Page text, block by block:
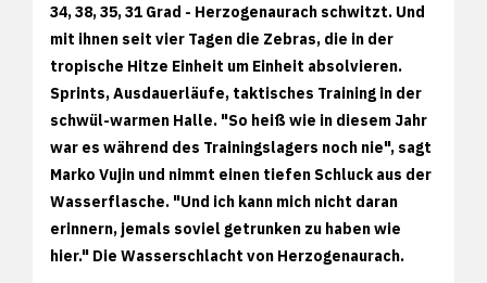
34, 38, 35, 31 Grad - Herzogenaurach schwitzt. Und
mit ihnen seit vier Tagen die Zebras, die in der
tropische Hitze Einheit um Einheit absolvieren.
Sprints, Ausdauerläufe, taktisches Training in der
schwül-warmen Halle. "So heiß wie in diesem Jahr
war es während des Trainingslagers noch nie", sagt
Marko Vujin und nimmt einen tiefen Schluck aus der
Wasserflasche. "Und ich kann mich nicht daran
erinnern, jemals soviel getrunken zu haben wie
hier." Die Wasserschlacht von Herzogenaurach.